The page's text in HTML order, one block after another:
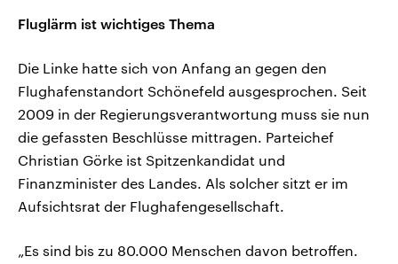
Fluglärm ist wichtiges Thema
Die Linke hatte sich von Anfang an gegen den
Flughafenstandort Schönefeld ausgesprochen. Seit
2009 in der Regierungsverantwortung muss sie nun
die gefassten Beschlüsse mittragen. Parteichef
Christian Görke ist Spitzenkandidat und
Finanzminister des Landes. Als solcher sitzt er im
Aufsichtsrat der Flughafengesellschaft.
„Es sind bis zu 80.000 Menschen davon betroffen.